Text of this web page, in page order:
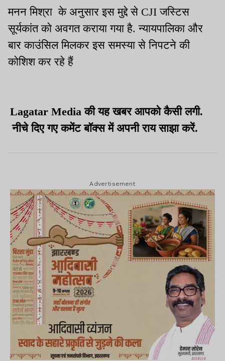
मनन मिश्रा के अनुसार इस मुद्दे से CJI जस्टिस
सूर्यकांत को अवगत कराया गया है. न्यायपालिका और
बार काउंसिल मिलकर इस समस्या से निपटने की
कोशिश कर रहे हैं
Lagatar Media की यह खबर आपको कैसी लगी.
नीचे दिए गए कमेंट बॉक्स में अपनी राय साझा करें.
Advertisement